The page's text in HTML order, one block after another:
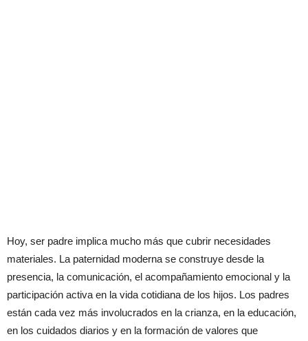
Hoy, ser padre implica mucho más que cubrir necesidades
materiales. La paternidad moderna se construye desde la
presencia, la comunicación, el acompañamiento emocional y la
participación activa en la vida cotidiana de los hijos. Los padres
están cada vez más involucrados en la crianza, en la educación,
en los cuidados diarios y en la formación de valores que